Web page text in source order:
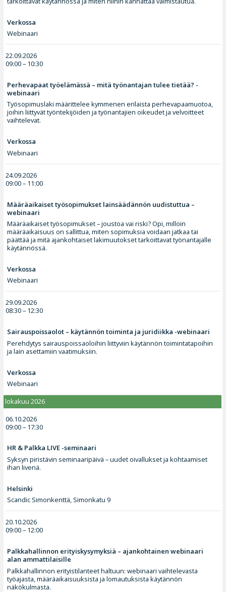
Verkossa
Webinaari
22.09.2026
09:00 – 10:30
Perhevapaat työelämässä – mitä työnantajan tulee tietää? -
webinaari
Työsopimuslaki määrittelee kymmenen erilaista perhevapaamuotoa,
joihin liittyvät työntekijöiden ja työnantajien oikeudet ja velvoitteet
vaihtelevat.
Verkossa
Webinaari
24.09.2026
09:00 – 11:00
Määräaikaiset työsopimukset lainsäädännön uudistuttua –
webinaari
Määräaikaiset työsopimukset – joustoa vai riski? Opi, milloin
määräaikaisuus on sallittua, miten sopimuksia voidaan jatkaa tai
päättää ja mitä ajankohtaiset lakimuutokset tarkoittavat työnantajalle
käytännössä.
Verkossa
Webinaari
29.09.2026
08:30 – 12:30
Sairauspoissaolot – käytännön toiminta ja juridiikka -webinaari
Perehdytys sairauspoissaoloihin liittyviin käytännön toimintatapoihin
ja lain asettamiin vaatimuksiin.
Verkossa
Webinaari
lokakuu 2026
06.10.2026
09:00 – 17:30
HR & Palkka LIVE -seminaari
Syksyn piristävin seminaaripäivä – uudet oivallukset ja kohtaamiset
ihan livenä.
Helsinki
Scandic Simonkenttä, Simonkatu 9
20.10.2026
09:00 – 12:00
Palkkahallinnon erityiskysymyksiä – ajankohtainen webinaari
alan ammattilaisille
Palkkahallinnon erityistilanteet haltuun: webinaari vaihtelevasta
työajasta, määräaikaisuuksista ja lomautuksista käytännön
näkökulmasta.